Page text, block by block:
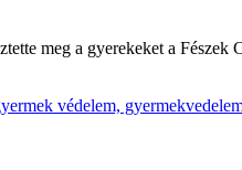
meg a gyerekeket a